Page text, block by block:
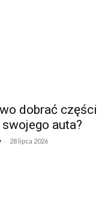
dobrać części
auta?
- 28 lipca 2026